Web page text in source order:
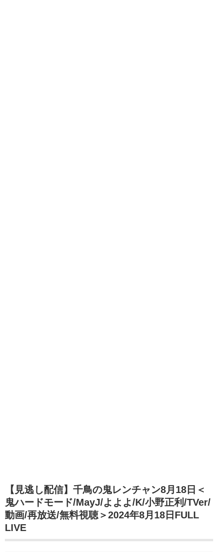
【見逃し配信】千鳥の鬼レンチャン8月18日＜
鬼ハードモード/MayJ/よよよ/K/小野正利/TVer/
動画/再放送/無料視聴＞2024年8月18日FULL
LIVE